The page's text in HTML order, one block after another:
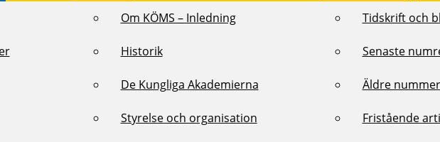
Om KÖMS – Inledning
Historik
De Kungliga Akademierna
Styrelse och organisation
Tidskrift och
Senaste
Äldre nummer
Fristående